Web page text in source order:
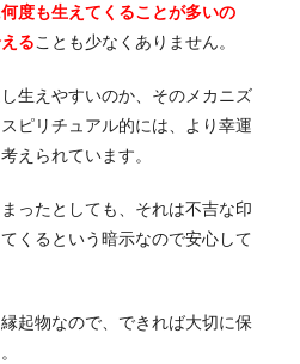
度も生えてくることが多いの
ることも少なくありません。
生えやすいのか、そのメカニズ
ピリチュアル的には、より幸運
えられています。
ったとしても、それは不吉な印
くるという暗示なので安心して
起物なので、できれば大切に保